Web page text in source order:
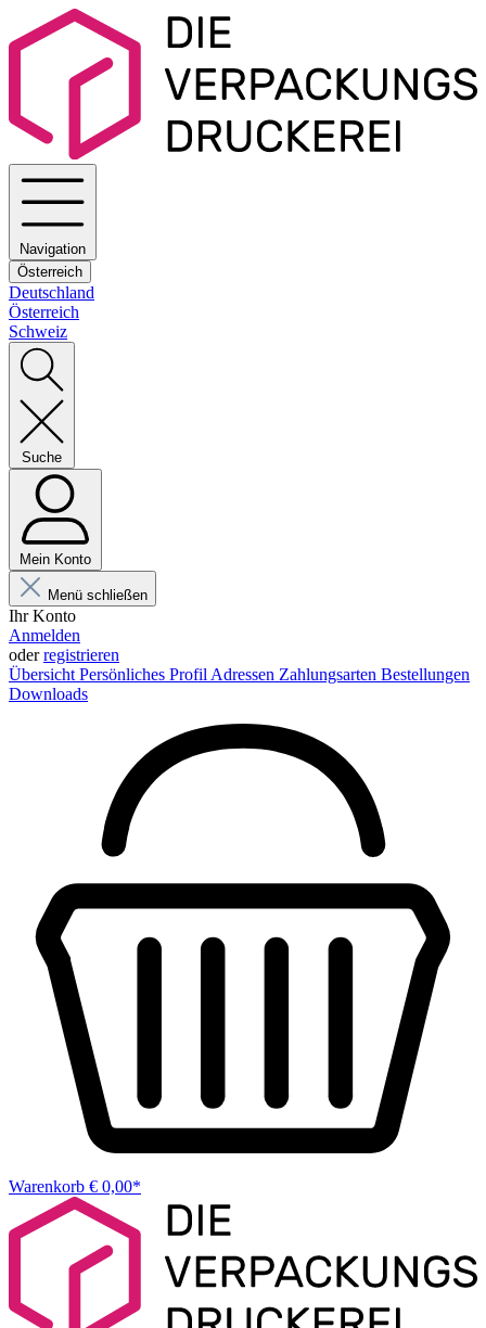
Navigation
Österreich
Deutschland
Österreich
Schweiz
Suche
Mein Konto
Menü schließen
Ihr Konto
Anmelden
oderregistrieren
Übersicht Persönliches Profil Adressen Zahlungsarten Bestellungen
Downloads
Warenkorb € 0,00*